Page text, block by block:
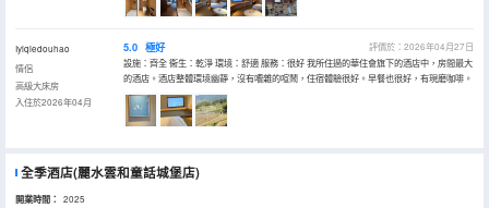
Iyiqiedouhao
情侶
高級大床房
入住於2026年04月
5.0 極好
評價於：2026年04月27日
設施：齊全 衞生：乾淨 環境：舒適 服務：很好 我所住過的華住會旗下的酒店中，房間最大
的酒店。酒店整體環境幽靜，沒有嘈雜的喧鬧，住宿體驗很好。早餐也很好，有現磨咖啡。
全季酒店(麗水雲和童話城堡店)
開業時間： 2025